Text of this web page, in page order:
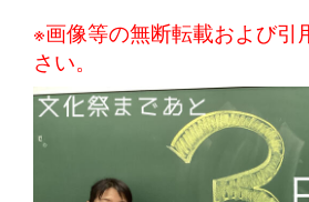
※画像等の無断転載および引
さい。